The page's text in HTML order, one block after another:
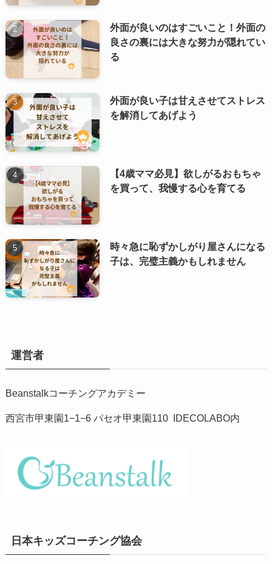
外面が良いのはすごいこと！外面の
良さの裏には大きな努力が隠れてい
る
外面が良い子は甘えさせてストレス
を解消してあげよう
【4歳ママ必見】欲しがるおもちゃ
を買って、我慢する心を育てる
時々急に恥ずかしがり屋さんになる
子は、完璧主義かもしれません
運営者
Beanstalkコーチングアカデミー
西宮市甲東園1−1−6 パセオ甲東園110 IDECOLABO内
日本キッズコーチング協会